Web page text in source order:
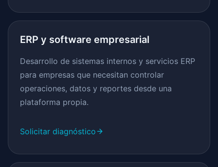
ERP y software empresarial
Desarrollo de sistemas internos y servicios ERP
para empresas que necesitan controlar
operaciones, datos y reportes desde una
plataforma propia.
Solicitar diagnóstico